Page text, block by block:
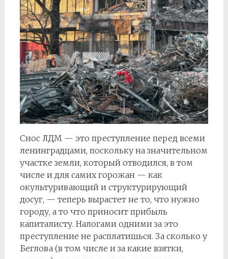
Снос ЛДМ — это преступление перед всеми
ленинградцами, поскольку на значительном
участке земли, который отводился, в том
числе и для самих горожан — как
окультуривающий и структурирующий
досуг, — теперь вырастет не то, что нужно
городу, а то что приносит прибыль
капиталисту. Налогами одними за это
преступление не расплатишься. За сколько у
Беглова (в том числе и за какие взятки,